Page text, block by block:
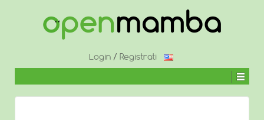
CONTENUTO
Login / Registrati